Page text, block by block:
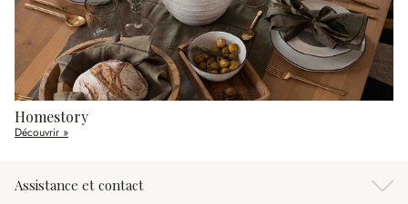
Homestory
Découvrir »
Assistance et contact